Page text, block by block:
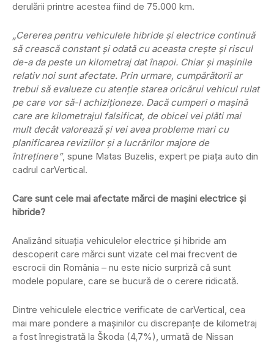
derulării printre acestea fiind de 75.000 km.
„Cererea pentru vehiculele hibride și electrice continuă
să crească constant și odată cu aceasta crește și riscul
de-a da peste un kilometraj dat înapoi. Chiar și mașinile
relativ noi sunt afectate. Prin urmare, cumpărătorii ar
trebui să evalueze cu atenție starea oricărui vehicul rulat
pe care vor să-l achiziționeze. Dacă cumperi o mașină
care are kilometrajul falsificat, de obicei vei plăti mai
mult decât valorează și vei avea probleme mari cu
planificarea reviziilor și a lucrărilor majore de
întreținere”, spune Matas Buzelis, expert pe piața auto din
cadrul carVertical.
Care sunt cele mai afectate mărci de mașini electrice și
hibride?
Analizând situația vehiculelor electrice și hibride am
descoperit care mărci sunt vizate cel mai frecvent de
escrocii din România – nu este nicio surpriză că sunt
modele populare, care se bucură de o cerere ridicată.
Dintre vehiculele electrice verificate de carVertical, cea
mai mare pondere a mașinilor cu discrepanțe de kilometraj
a fost înregistrată la Škoda (4,7%), urmată de Nissan